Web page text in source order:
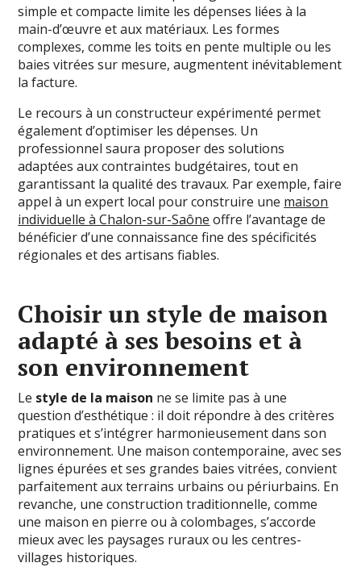
simple et compacte limite les dépenses liées à la
main-d’œuvre et aux matériaux. Les formes
complexes, comme les toits en pente multiple ou les
baies vitrées sur mesure, augmentent inévitablement
la facture.
Le recours à un constructeur expérimenté permet
également d’optimiser les dépenses. Un
professionnel saura proposer des solutions
adaptées aux contraintes budgétaires, tout en
garantissant la qualité des travaux. Par exemple, faire
appel à un expert local pour construire une maison
individuelle à Chalon-sur-Saône offre l’avantage de
bénéficier d’une connaissance fine des spécificités
régionales et des artisans fiables.
Choisir un style de maison
adapté à ses besoins et à
son environnement
Le style de la maison ne se limite pas à une
question d’esthétique : il doit répondre à des critères
pratiques et s’intégrer harmonieusement dans son
environnement. Une maison contemporaine, avec ses
lignes épurées et ses grandes baies vitrées, convient
parfaitement aux terrains urbains ou périurbains. En
revanche, une construction traditionnelle, comme
une maison en pierre ou à colombages, s’accorde
mieux avec les paysages ruraux ou les centres-
villages historiques.